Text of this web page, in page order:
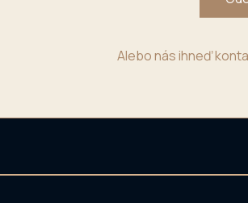
Alebo nás ihneď